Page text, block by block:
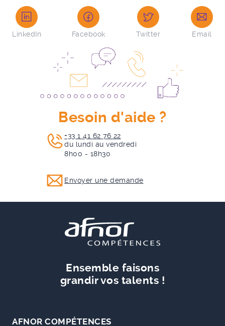
LinkedIn Facebook Twitter Email
Besoin d'aide ?
+33 1 41 62 76 22
du lundi au vendredi
8h00 - 18h30
Envoyer une demande
Ensemble faisons
grandir vos talents !
AFNOR COMPÉTENCES